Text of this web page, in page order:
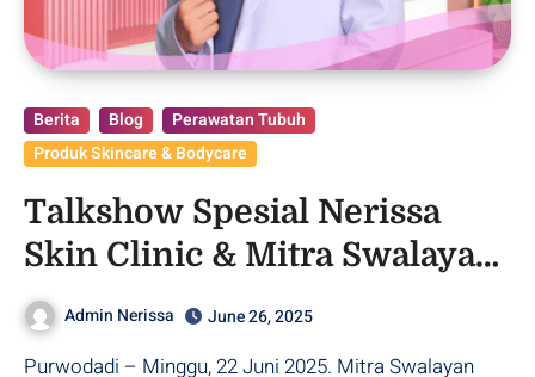
Berita Blog
Perawatan Tubuh
Produk Skincare & Bodycare
Talkshow Spesial Nerissa
Skin Clinic & Mitra Swalayan
Purwodadi
Admin Nerissa June 26, 2025
Purwodadi – Minggu, 22 Juni 2025. Mitra Swalayan